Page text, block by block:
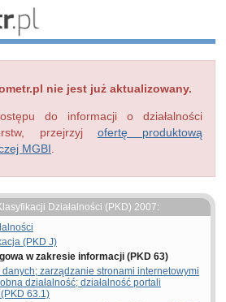
nie jest już aktualizowany.
do informacji o działalności
przejrzyj ofertę produktową
MGBI
Działalności (PKD) 2007:
(PKD J)
w zakresie informacji (PKD 63)
danych; zarządzanie stronami internetowymi
działalność; działalność portali
63.1)